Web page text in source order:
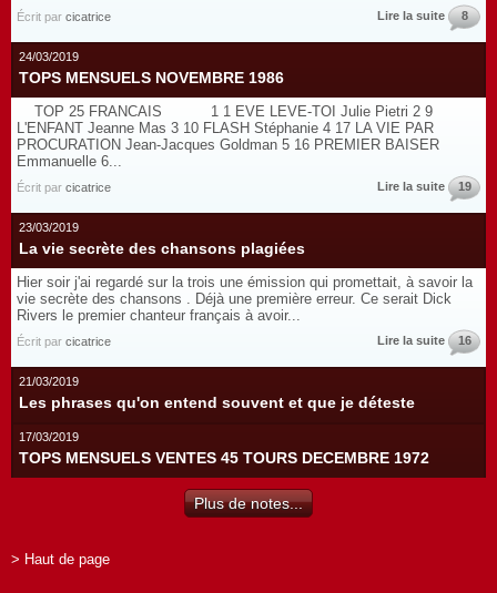
Écrit par cicatrice Lire la suite 8
24/03/2019
TOPS MENSUELS NOVEMBRE 1986
TOP 25 FRANCAIS 1 1 EVE LEVE-TOI Julie Pietri 2 9
L'ENFANT Jeanne Mas 3 10 FLASH Stéphanie 4 17 LA VIE PAR
PROCURATION Jean-Jacques Goldman 5 16 PREMIER BAISER
Emmanuelle 6...
Écrit par cicatrice Lire la suite 19
23/03/2019
La vie secrète des chansons plagiées
Hier soir j'ai regardé sur la trois une émission qui promettait, à savoir la
vie secrète des chansons . Déjà une première erreur. Ce serait Dick
Rivers le premier chanteur français à avoir...
Écrit par cicatrice Lire la suite 16
21/03/2019
Les phrases qu'on entend souvent et que je déteste
17/03/2019
TOPS MENSUELS VENTES 45 TOURS DECEMBRE 1972
Plus de notes...
> Haut de page